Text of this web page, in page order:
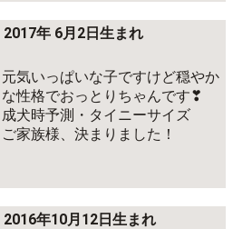
2017年 6月2日生まれ
元気いっぱいな子ですけど穏やか
な性格でおっとりちゃんです❣
成犬時予測・タイニーサイズ
ご家族様、決まりました！
2016年10月12日生まれ